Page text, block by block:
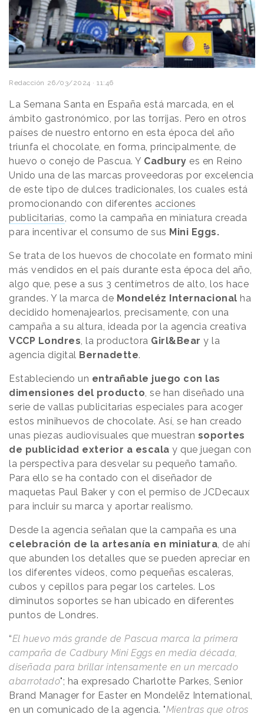
Redacción 26/03/2024 · 11:46
La Semana Santa en España está marcada, en el
ámbito gastronómico, por las torrijas. Pero en otros
países de nuestro entorno en esta época del año
triunfa el chocolate, en forma, principalmente, de
huevo o conejo de Pascua. Y Cadbury es en Reino
Unido una de las marcas proveedoras por excelencia
de este tipo de dulces tradicionales, los cuales está
promocionando con diferentes acciones
publicitarias , como la campaña en miniatura creada
para incentivar el consumo de sus Mini Eggs.
Se trata de los huevos de chocolate en formato mini
más vendidos en el país durante esta época del año,
algo que, pese a sus 3 centímetros de alto, los hace
grandes. Y la marca de Mondeléz Internacional ha
decidido homenajearlos, precisamente, con una
campaña a su altura, ideada por la agencia creativa
VCCP Londres , la productora Girl&Bear y la
agencia digital Bernadette.
Estableciendo un entrañable juego con las
dimensiones del producto , se han diseñado una
serie de vallas publicitarias especiales para acoger
estos minihuevos de chocolate. Así, se han creado
unas piezas audiovisuales que muestran soportes
de publicidad exterior a escala y que juegan con
la perspectiva para desvelar su pequeño tamaño.
Para ello se ha contado con el diseñador de
maquetas Paul Baker y con el permiso de JCDecaux
para incluir su marca y aportar realismo.
Desde la agencia señalan que la campaña es una
celebración de la artesanía en miniatura , de ahí
que abunden los detalles que se pueden apreciar en
los diferentes vídeos, como pequeñas escaleras,
cubos y cepillos para pegar los carteles. Los
diminutos soportes se han ubicado en diferentes
puntos de Londres.
“El huevo más grande de Pascua marca la primera
campaña de Cadbury Mini Eggs en media década,
diseñada para brillar intensamente en un mercado
abarrotado"; ha expresado Charlotte Parkes, Senior
Brand Manager for Easter en Mondelēz International,
en un comunicado de la agencia. "Mientras que otros